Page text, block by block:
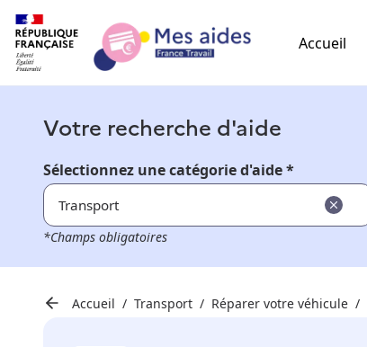
Accueil
Votre recherche d'aide
Sélectionnez une catégorie d'aide *
Transport
*Champs obligatoires
Accueil Transport Réparer votre véhicule